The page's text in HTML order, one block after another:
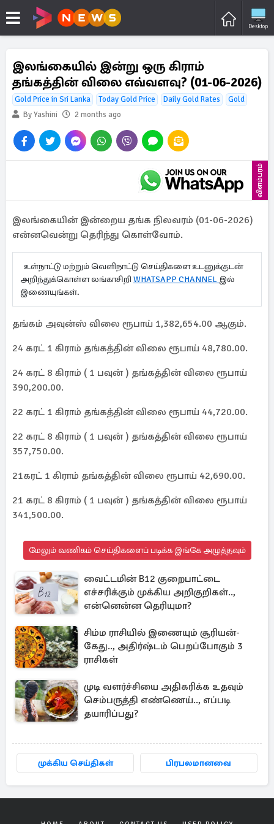
Desktop
இலங்கையில் இன்று ஒரு கிராம்
தங்கத்தின் விலை எவ்வளவு? (01-06-2026)
Gold Price in Sri Lanka Today Gold Price Daily Gold Rates
Gold
By Yashini
2 months ago
விளம்பரம்
இலங்கையின் இன்றைய தங்க நிலவரம் (01-06-2026)
என்னவென்று தெரிந்து கொள்வோம்.
உள்நாட்டு மற்றும் வெளிநாட்டு செய்திகளை உடனுக்குடன்
அறிந்துக்கொள்ள லங்காசிறி WHATSAPP CHANNEL இல்
இணையுங்கள்.
தங்கம் அவுன்ஸ் விலை ரூபாய் 1,382,654.00 ஆகும்.
24 கரட் 1 கிராம் தங்கத்தின் விலை ரூபாய் 48,780.00.
24 கரட் 8 கிராம் ( 1 பவுன் ) தங்கத்தின் விலை ரூபாய்
390,200.00.
22 கரட் 1 கிராம் தங்கத்தின் விலை ரூபாய் 44,720.00.
22 கரட் 8 கிராம் ( 1 பவுன் ) தங்கத்தின் விலை ரூபாய்
357,750.00.
21கரட் 1 கிராம் தங்கத்தின் விலை ரூபாய் 42,690.00.
21 கரட் 8 கிராம் ( 1 பவுன் ) தங்கத்தின் விலை ரூபாய்
341,500.00.
மேலும் வணிகம் செய்திகளைப் படிக்க இங்கே அழுத்தவும்
வைட்டமின் B12 குறைபாட்டை
எச்சரிக்கும் முக்கிய அறிகுறிகள்..,
என்னென்ன தெரியுமா?
சிம்ம ராசியில் இணையும் சூரியன்-
கேது.., அதிர்ஷ்டம் பெறப்போகும் 3
ராசிகள்
முடி வளர்ச்சியை அதிகரிக்க உதவும்
செம்பருத்தி எண்ணெய்.., எப்படி
தயாரிப்பது?
முக்கிய செய்திகள் பிரபலமானவை